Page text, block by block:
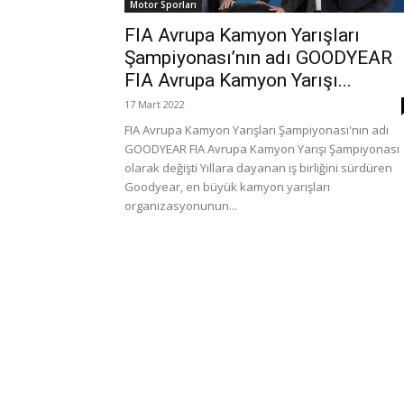
Motor Sporları
FIA Avrupa Kamyon Yarışları
Şampiyonası’nın adı GOODYEAR
FIA Avrupa Kamyon Yarışı...
17 Mart 2022
FIA Avrupa Kamyon Yarışları Şampiyonası'nın adı
GOODYEAR FIA Avrupa Kamyon Yarışı Şampiyonası
olarak değişti Yıllara dayanan iş birliğini sürdüren
Goodyear, en büyük kamyon yarışları
organizasyonunun...